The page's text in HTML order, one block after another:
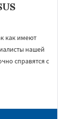
как имеют
нашей
справятся с